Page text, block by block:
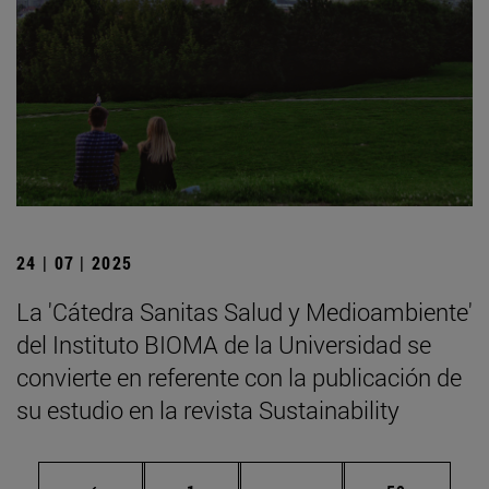
24 | 07 | 2025
La 'Cátedra Sanitas Salud y Medioambiente'
del Instituto BIOMA de la Universidad se
convierte en referente con la publicación de
su estudio en la revista Sustainability